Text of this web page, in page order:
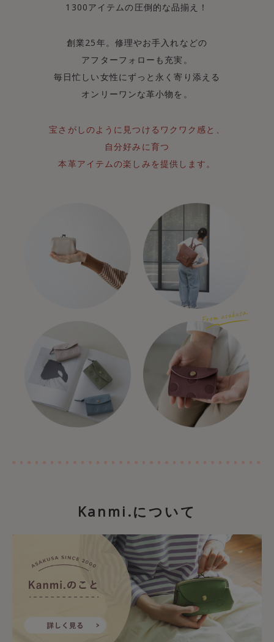
1300アイテムの圧倒的な品揃え！
創業25年。修理やお手入れなどの
アフターフォローも充実。
毎日忙しい女性にずっと永く寄り添える
オンリーワンな革小物を。
宝さがしのように見つけるワクワク感と、
自分好みに育つ
本革アイテムの楽しみを提供します。
Kanmi.について